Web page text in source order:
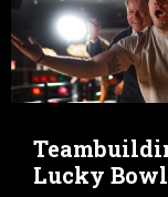
Lucky Bowl